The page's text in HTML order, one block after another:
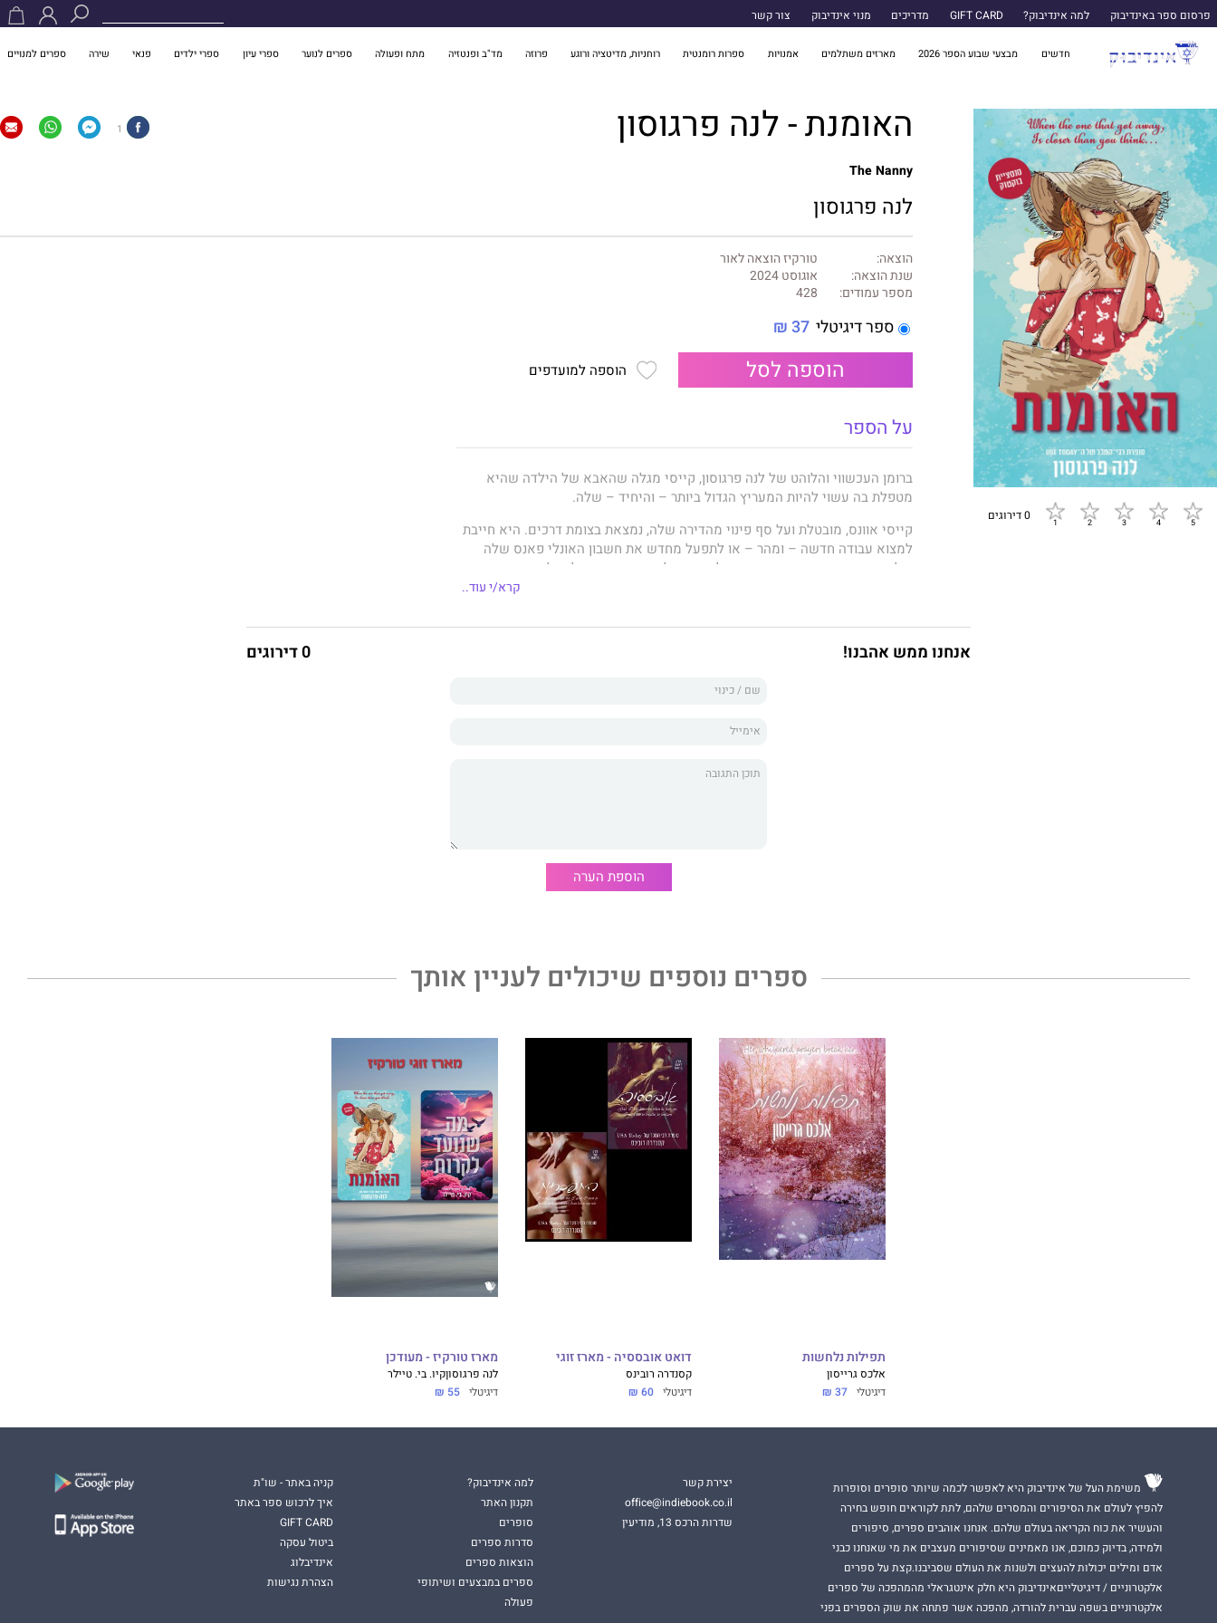
פרסום ספר באינדיבוק למה אינדיבוק? GIFT CARD מדריכים מנוי אינדיבוק צור קשר
חדשים מבצעי שבוע הספר 2026 מארזים משתלמים אמנויות ספרות רומנטית רוחניות, מדיטציה ורוגע פרוזה מד"ב ופנטזיה מתח ופעולה ספרים לנוער ספרי עיון ספרי ילדים פנאי שירה ספרים למנויים
0 דירוגים
האומנת - לנה פרגוסון 1
The Nanny
לנה פרגוסון
הוצאה:
טורקיז הוצאה לאור
שנת הוצאה:
אוגוסט 2024
מספר עמודים:
428
ספר דיגיטלי 37 ₪
הוספה לסל הוספה למועדפים
על הספר
ברומן העכשווי והלוהט של לנה פרגוסון, קייסי מגלה שהאבא של הילדה שהיא
מטפלת בה עשוי להיות המעריץ הגדול ביותר – והיחיד – שלה.
קייסי אוונס, מובטלת ועל סף פינוי מהדירה שלה, נמצאת בצומת דרכים. היא חייבת
למצוא עבודה חדשה – ומהר – או לתפעל מחדש את חשבון האונלי פאנס שלה
שלא נגעה בו זמן רב. שוק העבודה לא מאיר לה פנים, ובאשר לאונלי פאנס... טוב,
שקייסי דמיינה. היא המומה כשהוא אומר לה שהיא המועמדת המתאימה ביותר
השריריות שגורמות למוח שלה ליילל ועיניו שצועקות סקס, הרעיון לחיות עם איידן
איתו ועם סופי, בתו העקשנית והחמודה.
מהאפשרות הגרועה יותר – לאבד את הסיכוי הטוב ביותר לאושר שהיה לה אי פעם.
קרא/י עוד..
אנחנו ממש אהבנו! 0 דירוגים
הוספת הערה
ספרים נוספים שיכולים לעניין אותך
תפילות נלחשות
אלכס גרייסון
דיגיטלי 37 ₪
דואט אובססיה - מארז זוגי
קסנדרה רובינס
דיגיטלי 60 ₪
מארז טורקיז - מעודכן
לנה פרגוסוןקיו. בי. טיילר
דיגיטלי 55 ₪
משימת העל של אינדיבוק היא לאפשר לכמה שיותר סופרים וסופרות
להפיץ לעולם את הסיפורים והמסרים שלהם, לתת לקוראים חופש בחירה
והעשיר את כוח הקריאה בעולם שלהם. אנחנו אוהבים ספרים, סיפורים
ולמידה, בדיוק כמוכם, אנו מאמינים שסיפורים מעצבים את מי שאנחנו כבני
אדם ומילים יכולות להעצים ולשנות את העולם שסביבנו.קצת על ספרים
אלקטרוניים / דיגיטלייםאינדיבוק היא חלק אינטגראלי מהמהפכה של ספרים
אלקטרוניים בשפה עברית להורדה, מהפכה אשר פתחה את שוק הספרים בפני
יצירת קשר
office@indiebook.co.il
שדרות הרכס 13, מודיעין
למה אינדיבוק?
תקנון האתר
סופרים
סדרות ספרים
הוצאות ספרים
ספרים במבצעים ושיתופי
פעולה
קניה באתר - שו"ת
איך לרכוש ספר באתר
GIFT CARD
ביטול עסקה
אינדיבלוג
הצהרת נגישות